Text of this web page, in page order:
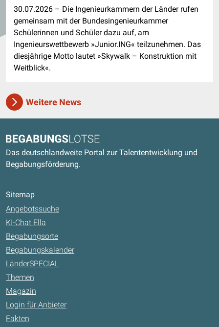
30.07.2026 – Die Ingenieurkammern der Länder rufen
gemeinsam mit der Bundesingenieurkammer
Schülerinnen und Schüler dazu auf, am
Ingenieurswettbewerb »Junior.ING« teilzunehmen. Das
diesjährige Motto lautet »Skywalk – Konstruktion mit
Weitblick«.
Weitere News
Begabungslotse
Das deutschlandweite Portal zur Talententwicklung und
Begabungsförderung.
Sitemap
Angebotssuche
KI-Chat Ella
Begabungsorte
Begabungskalender
LänderSPECIAL
Themen
Magazin
Login für Anbieter
Fakten